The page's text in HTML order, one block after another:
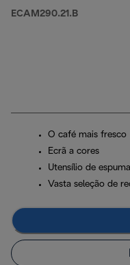
ECAM290.21.B
O café mais fresco
Ecrã a cores
Utensílio de
Vasta seleção de